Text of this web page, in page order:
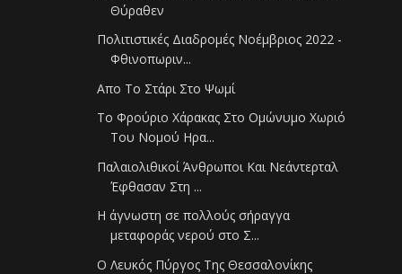
Θύραθεν
Πολιτιστικές Διαδρομές Νοέμβριος 2022 -
Φθινοπωριν...
Απο Το Στάρι Στο Ψωμί
Το Φρούριο Χάρακας Στο Ομώνυμο Χωριό
Του Νομού Ηρα...
Παλαιολιθικοί Άνθρωποι Και Νεάντερταλ
Έφθασαν Στη ...
Η άγνωστη σε πολλούς σήραγγα
μεταφοράς νερού στο Σ...
Ο Λευκός Πύργος Της Θεσσαλονίκης